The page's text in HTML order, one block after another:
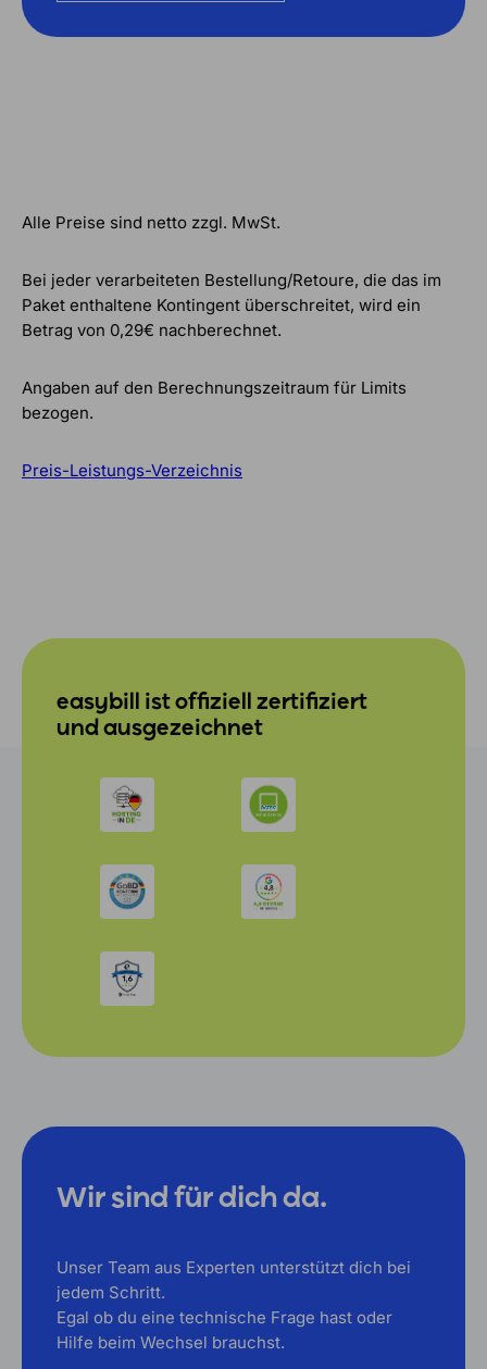
Alle Preise sind netto zzgl. MwSt.
Bei jeder verarbeiteten Bestellung/Retoure, die das im
Paket enthaltene Kontingent überschreitet, wird ein
Betrag von 0,29€ nachberechnet.
Angaben auf den Berechnungszeitraum für Limits
bezogen.
Preis-Leistungs-Verzeichnis
easybill ist offiziell zertifiziert
und ausgezeichnet
Wir sind für dich da.
Unser Team aus Experten unterstützt dich bei
jedem Schritt.
Egal ob du eine technische Frage hast oder
Hilfe beim Wechsel brauchst.